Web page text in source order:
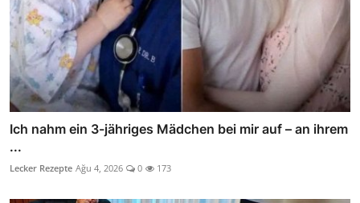
Ich nahm ein 3-jähriges Mädchen bei mir auf – an ihrem
...
Lecker Rezepte Ağu 4, 2026 0 173